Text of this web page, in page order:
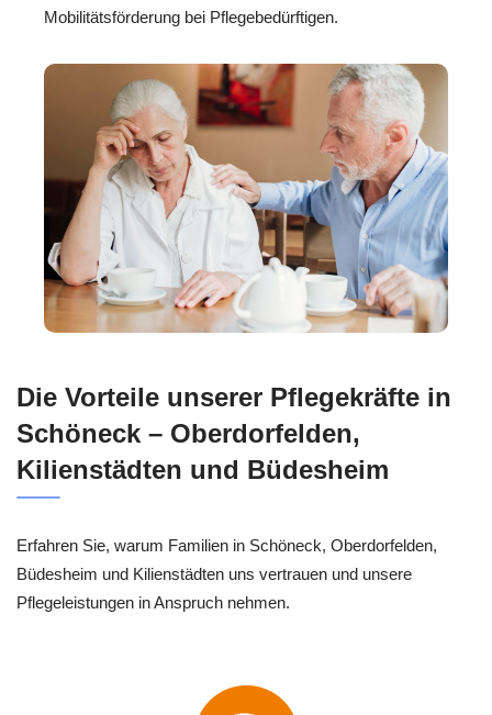
Mobilitätsförderung bei Pflegebedürftigen.
Die Vorteile unserer Pflegekräfte in
Schöneck – Oberdorfelden,
Kilienstädten und Büdesheim
Erfahren Sie, warum Familien in Schöneck, Oberdorfelden,
Büdesheim und Kilienstädten uns vertrauen und unsere
Pflegeleistungen in Anspruch nehmen.